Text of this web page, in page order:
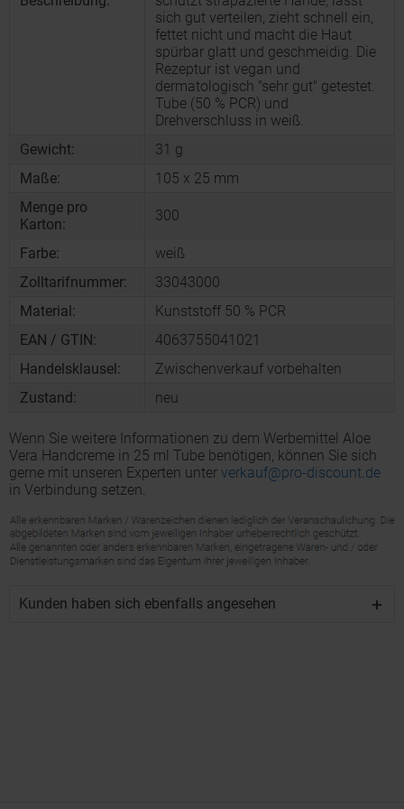
sich gut verteilen, zieht schnell ein,
fettet nicht und macht die Haut
spürbar glatt und geschmeidig. Die
Rezeptur ist vegan und
dermatologisch "sehr gut" getestet.
Tube (50 % PCR) und
Drehverschluss in weiß.
Gewicht:
31 g
Maße:
105 x 25 mm
Menge pro
Karton:
300
Farbe:
weiß
Zolltarifnummer:
33043000
Material:
Kunststoff 50 % PCR
EAN / GTIN:
4063755041021
Handelsklausel:
Zwischenverkauf vorbehalten
Zustand:
neu
Wenn Sie weitere Informationen zu dem Werbemittel Aloe
Vera Handcreme in 25 ml Tube benötigen, können Sie sich
gerne mit unseren Experten unter verkauf@pro-discount.de
in Verbindung setzen.
Kunden haben sich ebenfalls angesehen